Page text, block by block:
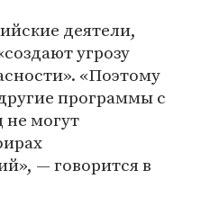
деятели,
угрозу
«Поэтому
программы с
не могут
— говорится в